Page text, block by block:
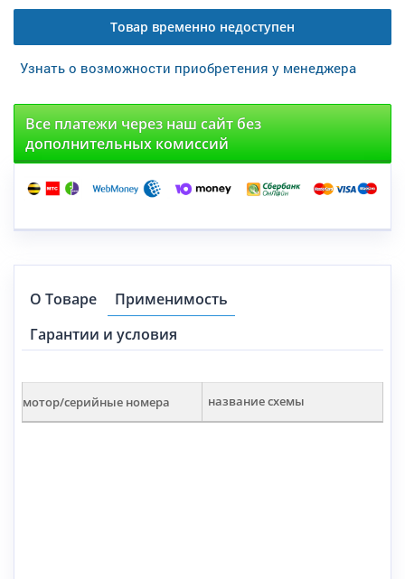
Товар временно недоступен
Узнать о возможности приобретения у менеджера
Все платежи через наш сайт без
дополнительных комиссий
О Товаре
Применимость
Гарантии и условия
мотор/серийные номера название схемы